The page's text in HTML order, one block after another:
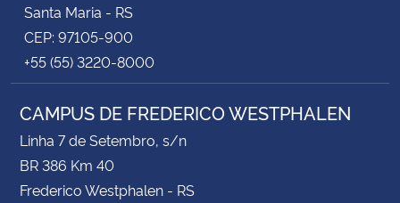
Santa Maria - RS
CEP: 97105-900
+55 (55) 3220-8000
CAMPUS DE FREDERICO WESTPHALEN
Linha 7 de Setembro, s/n
BR 386 Km 40
Frederico Westphalen - RS